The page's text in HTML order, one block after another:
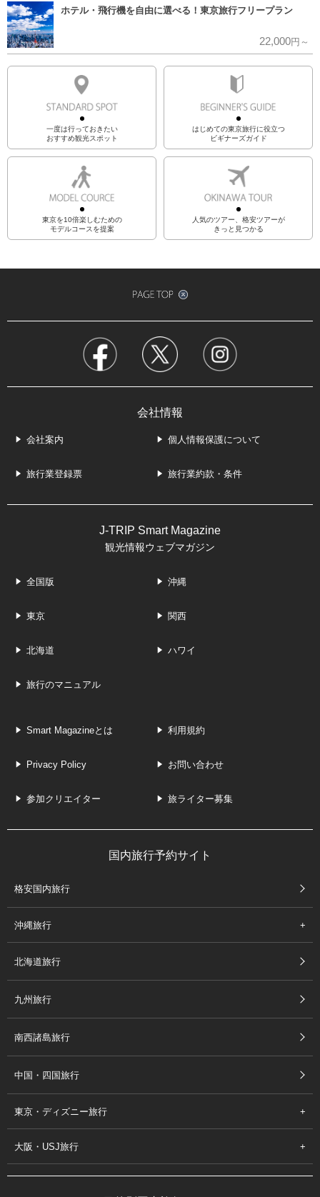
ホテル・飛行機を自由に選べる！東京旅行フリープラン
22,000円～
一度は行っておきたい
おすすめ観光スポット
はじめての東京旅行に役立つ
ビギナーズガイド
東京を10倍楽しむための
モデルコースを提案
人気のツアー、格安ツアーが
きっと見つかる
会社情報
会社案内 個人情報保護について
旅行業登録票 旅行業約款・条件
J-TRIP Smart Magazine
観光情報ウェブマガジン
全国版 沖縄
東京 関西
北海道 ハワイ
旅行のマニュアル
Smart Magazineとは 利用規約
Privacy Policy お問い合わせ
参加クリエイター 旅ライター募集
国内旅行予約サイト
格安国内旅行
沖縄旅行
北海道旅行
九州旅行
南西諸島旅行
中国・四国旅行
東京・ディズニー旅行
大阪・USJ旅行